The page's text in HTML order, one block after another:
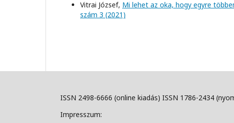
Vitrai József, Mi lehet az oka, hogy egyre
szám 3 (2021)
ISSN 2498-6666 (online kiadás) ISSN 1786-2434
Impresszum: